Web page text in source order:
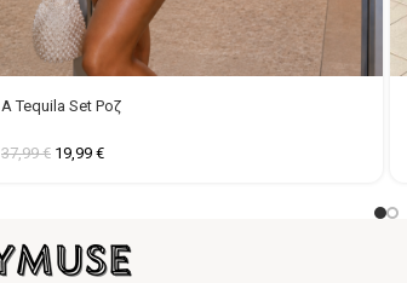
A Tequila Set Ροζ
37,99€ 19,99 €